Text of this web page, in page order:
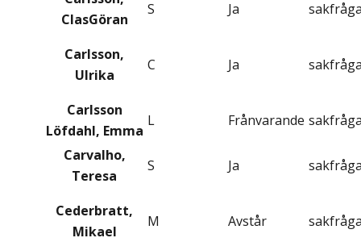
ClasGöran
S Ja
Carlsson,
Ulrika
C Ja
Carlsson
Löfdahl, Emma
L Frånvarande
Carvalho,
Teresa
S Ja
Cederbratt,
Mikael
M Avstår